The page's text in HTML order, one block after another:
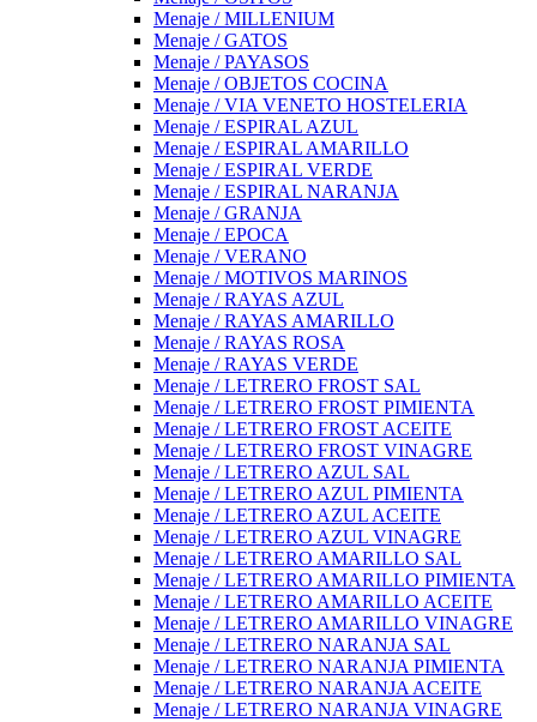
Menaje / MILLENIUM
Menaje / GATOS
Menaje / PAYASOS
Menaje / OBJETOS COCINA
Menaje / VIA VENETO HOSTELERIA
Menaje / ESPIRAL AZUL
Menaje / ESPIRAL AMARILLO
Menaje / ESPIRAL VERDE
Menaje / ESPIRAL NARANJA
Menaje / GRANJA
Menaje / EPOCA
Menaje / VERANO
Menaje / MOTIVOS MARINOS
Menaje / RAYAS AZUL
Menaje / RAYAS AMARILLO
Menaje / RAYAS ROSA
Menaje / RAYAS VERDE
Menaje / LETRERO FROST SAL
Menaje / LETRERO FROST PIMIENTA
Menaje / LETRERO FROST ACEITE
Menaje / LETRERO FROST VINAGRE
Menaje / LETRERO AZUL SAL
Menaje / LETRERO AZUL PIMIENTA
Menaje / LETRERO AZUL ACEITE
Menaje / LETRERO AZUL VINAGRE
Menaje / LETRERO AMARILLO SAL
Menaje / LETRERO AMARILLO PIMIENTA
Menaje / LETRERO AMARILLO ACEITE
Menaje / LETRERO AMARILLO VINAGRE
Menaje / LETRERO NARANJA SAL
Menaje / LETRERO NARANJA PIMIENTA
Menaje / LETRERO NARANJA ACEITE
Menaje / LETRERO NARANJA VINAGRE